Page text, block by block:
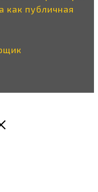
как публичная